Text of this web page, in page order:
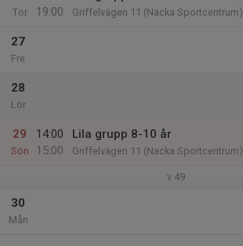
Tor
19:00
Griffelvägen 11 (Nacka Sportcentrum)
27
Fre
28
Lör
29
Sön
14:00
15:00
Lila grupp 8-10 år
Griffelvägen 11 (Nacka Sportcentrum)
v.49
30
Mån